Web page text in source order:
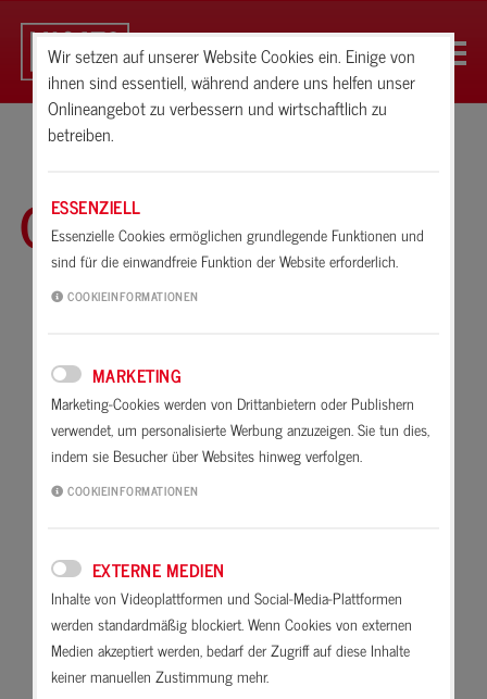
Wir setzen auf unserer Website Cookies ein. Einige von
ihnen sind essentiell, während andere uns helfen unser
Onlineangebot zu verbessern und wirtschaftlich zu
betreiben.
ESSENZIELL
Essenzielle Cookies ermöglichen grundlegende Funktionen und
sind für die einwandfreie Funktion der Website erforderlich.
COOKIEINFORMATIONEN
MARKETING
Marketing-Cookies werden von Drittanbietern oder Publishern
verwendet, um personalisierte Werbung anzuzeigen. Sie tun dies,
indem sie Besucher über Websites hinweg verfolgen.
COOKIEINFORMATIONEN
EXTERNE MEDIEN
Inhalte von Videoplattformen und Social-Media-Plattformen
werden standardmäßig blockiert. Wenn Cookies von externen
Medien akzeptiert werden, bedarf der Zugriff auf diese Inhalte
keiner manuellen Zustimmung mehr.
Glossar
A B C D
W
X Z
W/Z-Wert
Wand, einschalig
mehrschalig
einsteinsche
Wärmebestand
Wärmebrücke
anderen Oberflächentemperatur
führen, ggf in Folge zu
Kondensatbildung.